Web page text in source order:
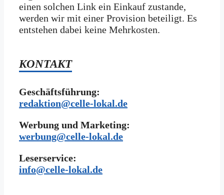
einen solchen Link ein Einkauf zustande,
werden wir mit­ einer Provision beteiligt. Es
entstehen dabei keine Mehrkosten.
KONTAKT
Geschäftsführung:
redaktion@celle-lokal.de
Werbung und Marketing:
werbung@celle-lokal.de
Leserservice:
info@celle-lokal.de